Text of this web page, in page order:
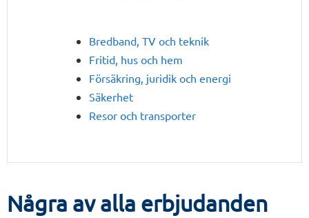
Bredband, TV och teknik
Fritid, hus och hem
Försäkring, juridik och energi
Säkerhet
Resor och transporter
Några av alla erbjudanden